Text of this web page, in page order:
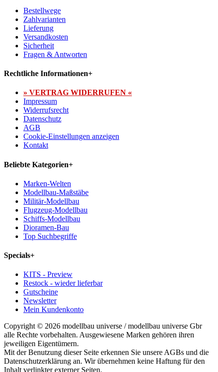
Bestellwege
Zahlvarianten
Lieferung
Versandkosten
Sicherheit
Fragen & Antworten
Rechtliche Informationen+
» VERTRAG WIDERRUFEN «
Impressum
Widerrufsrecht
Datenschutz
AGB
Cookie-Einstellungen anzeigen
Kontakt
Beliebte Kategorien+
Marken-Welten
Modellbau-Maßstäbe
Militär-Modellbau
Flugzeug-Modellbau
Schiffs-Modellbau
Dioramen-Bau
Top Suchbegriffe
Specials+
KITS - Preview
Restock - wieder lieferbar
Gutscheine
Newsletter
Mein Kundenkonto
Copyright © 2026 modellbau universe / modellbau universe Gbr
alle Rechte vorbehalten. Ausgewiesene Marken gehören ihren
jeweiligen Eigentümern.
Mit der Benutzung dieser Seite erkennen Sie unsere AGBs und die
Datenschutzerklärung an. Wir übernehmen keine Haftung für den
Inhalt verlinkter externer Seiten.